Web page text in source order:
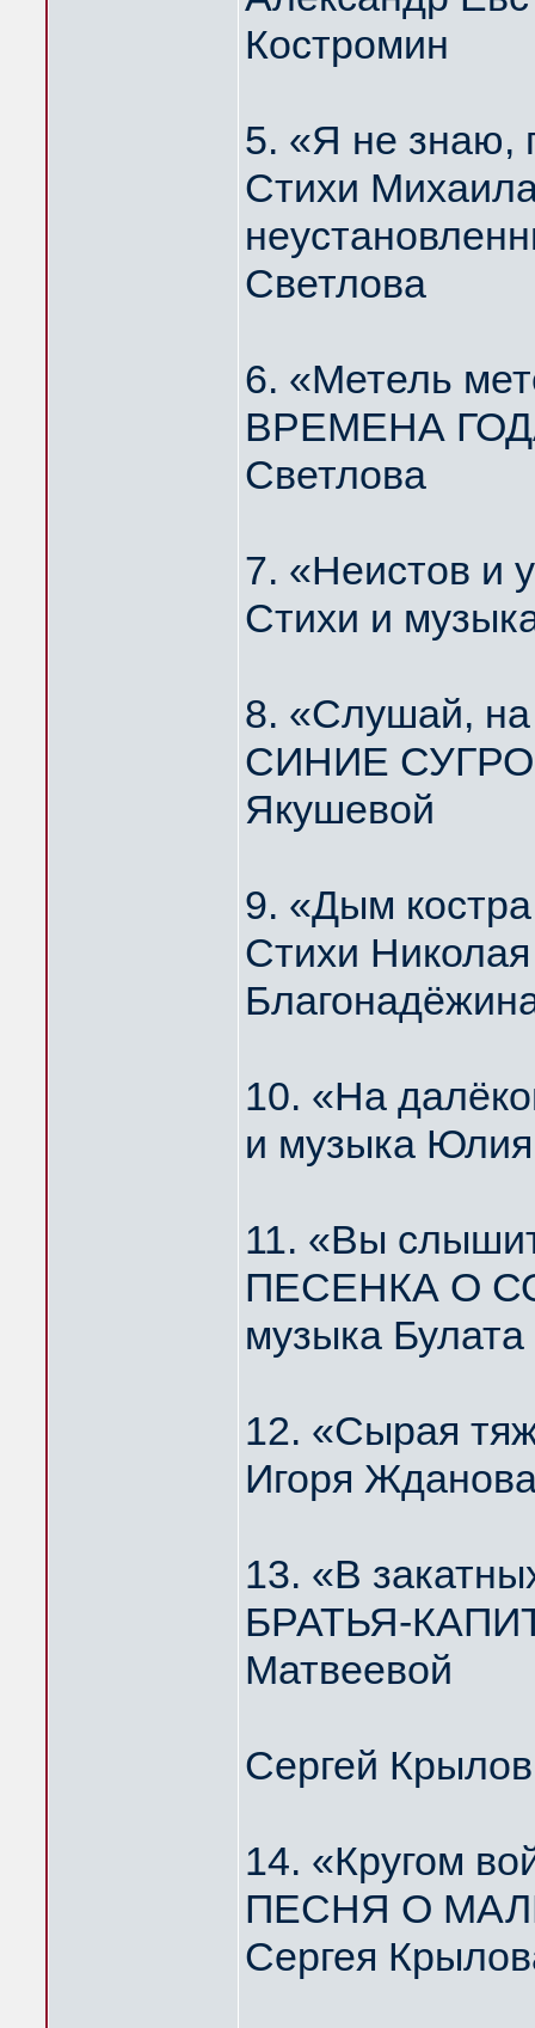
Костромин
5. «Я не знаю,
Стихи
Светлова
6. «Метель
ВРЕМЕНА
Светлова
7. «Неистов
Стихи и
8. «Слушай,
СИНИЕ
Якушевой
9. «Дым
Стихи
10. «На
и музыка
11. «Вы
ПЕСЕНКА О
музыка
12. «Сырая
Игоря
13. «В
БРАТЬЯ-
Матвеевой
Сергей Крылов
14. «Кругом
ПЕСНЯ О
Сергея